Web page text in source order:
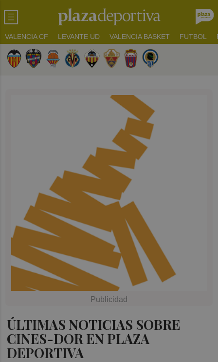
VALENCIA CF LEVANTE UD VALENCIA BASKET FUTBOL
ÚLTIMAS NOTICIAS SOBRE
CINES-DOR EN PLAZA
DEPORTIVA